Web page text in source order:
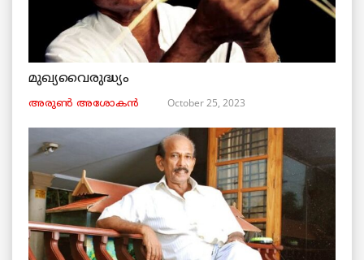
മുഖ്യവൈരുദ്ധ്യം
അരുണ്‍ അശോകൻ October 25, 2023